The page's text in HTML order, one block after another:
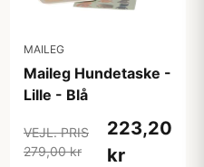
MAILEG
Maileg Hundetaske -
Lille - Blå
VEJL. PRIS
279,00 kr
223,20
kr